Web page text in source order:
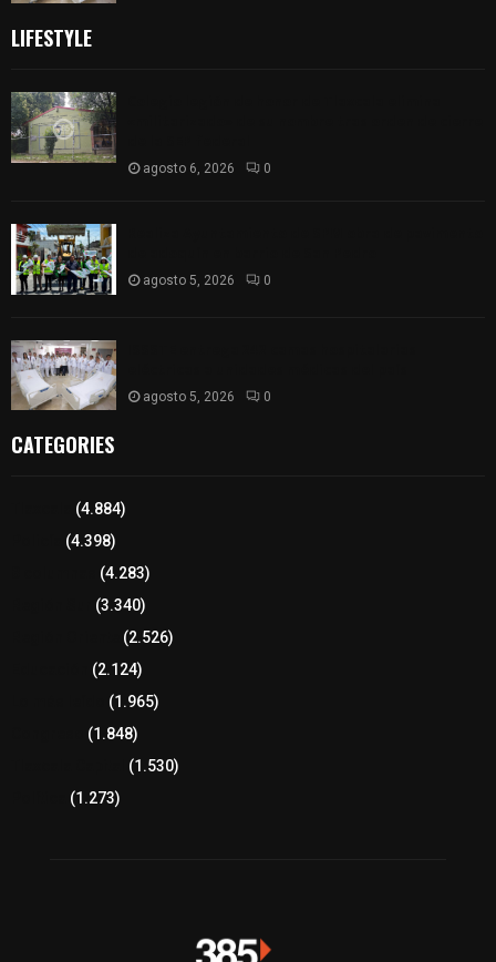
LIFESTYLE
agosto 6, 2026 0
agosto 5, 2026 0
agosto 5, 2026 0
CATEGORIES
(4.884)
(4.398)
(4.283)
(3.340)
(2.526)
(2.124)
(1.965)
(1.848)
(1.530)
(1.273)